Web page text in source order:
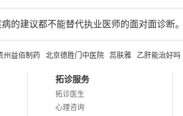
的建议都不能替代执业医师的面对面诊断
州益佰制药 北京德胜门中医院 蕊肤雅 乙肝能治好吗
拓诊服务
拓诊医生
心理咨询